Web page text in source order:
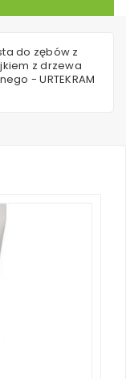
do zębów z
z drzewa
- URTEKRAM